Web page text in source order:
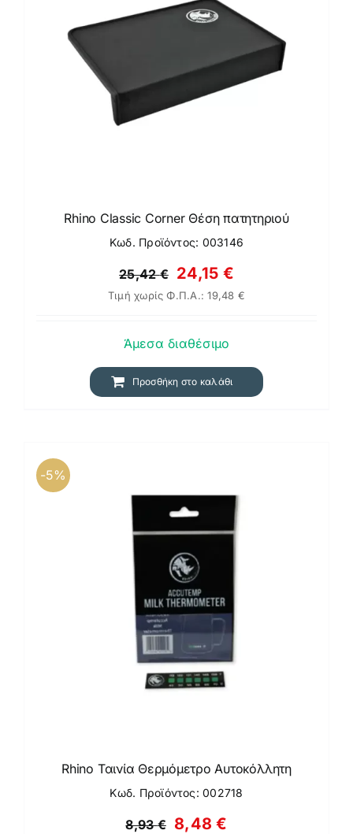
Rhino Classic Corner Θέση πατητηριού
Κωδ. Προϊόντος: 003146
25,42€ Original
price
25,42 €.
24,15 €Η
τρέχουσα
24,15 €.
Τιμή χωρίς Φ.Π.Α.:19,48 €
Άμεσα διαθέσιμο
Προσθήκη στο καλάθι
-5%
Rhino Ταινία Θερμόμετρο Αυτοκόλλητη
Κωδ. Προϊόντος: 002718
8,93€ Original
8,48€